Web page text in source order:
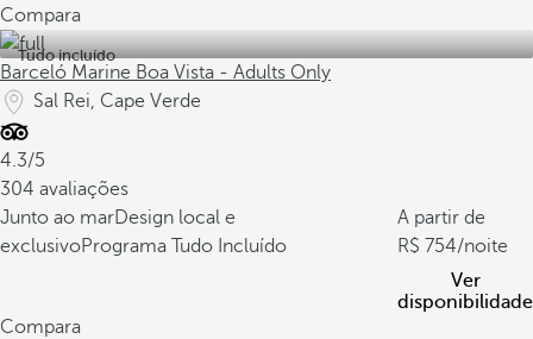
Compara
Tudo incluído
Barceló Marine Boa Vista - Adults Only
Sal Rei, Cape Verde
4.3/5
304 avaliações
Junto ao marDesign local e
exclusivoPrograma Tudo Incluído
A partir de
754/noite
Ver
disponibilidade
Compara